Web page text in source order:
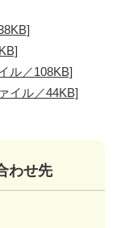
ル／108KB]
イル／44KB]
わせ先